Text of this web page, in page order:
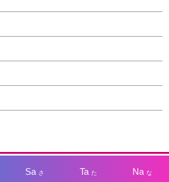
Sa さ Taた Na な